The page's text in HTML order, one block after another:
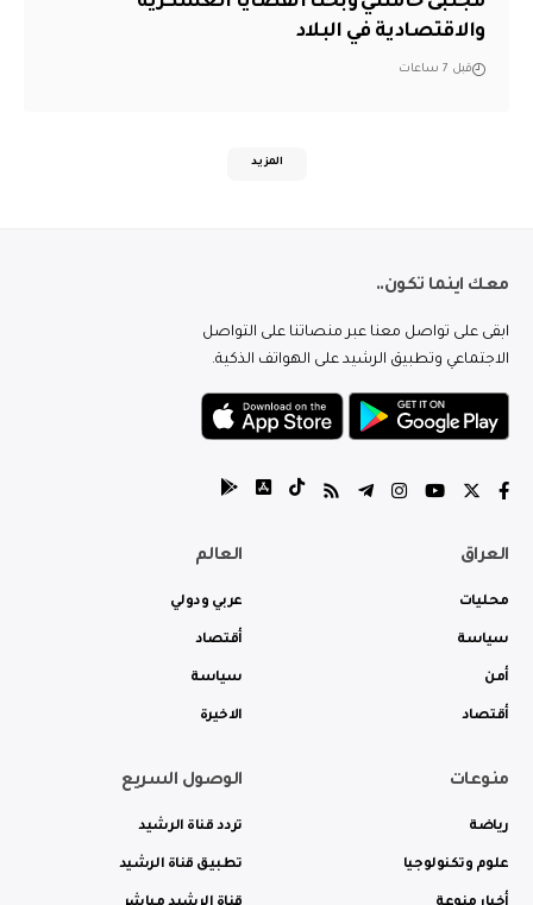
والاقتصادية في البلاد
قبل 7 ساعات
المزيد
معك اينما تكون..
ابقى على تواصل معنا عبر منصاتنا على التواصل
الاجتماعي وتطبيق الرشيد على الهواتف الذكية.
العراق
محليات
سياسة
أمن
أقتصاد
العالم
عربي ودولي
أقتصاد
سياسة
الاخيرة
منوعات
رياضة
علوم وتكنولوجيا
الوصول السريع
تردد قناة الرشيد
تطبيق قناة الرشيد